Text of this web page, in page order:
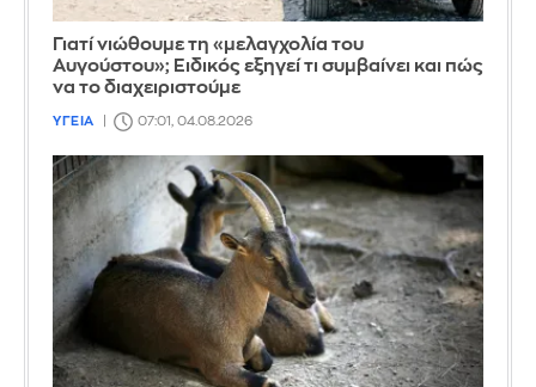
Γιατί νιώθουμε τη «μελαγχολία του
Αυγούστου»; Ειδικός εξηγεί τι συμβαίνει και πώς
να το διαχειριστούμε
ΥΓΕΙΑ 07:01, 04.08.2026